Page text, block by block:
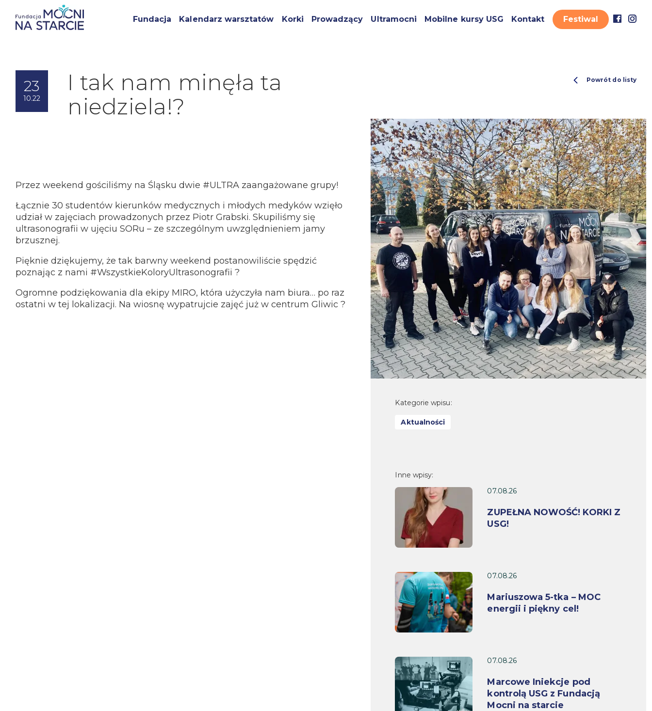
Fundacja Kalendarz warsztatów Korki Prowadzący Ultramocni Mobilne kursy USG Kontakt Festiwal
23
10.22
I tak nam minęła ta
niedziela!?
Powrót do listy
Przez weekend gościliśmy na Śląsku dwie #ULTRA zaangażowane grupy!
Łącznie 30 studentów kierunków medycznych i młodych medyków wzięło
udział w zajęciach prowadzonych przez Piotr Grabski. Skupiliśmy się
ultrasonografii w ujęciu SORu – ze szczególnym uwzględnieniem jamy
brzusznej.
Pięknie dziękujemy, że tak barwny weekend postanowiliście spędzić
poznając z nami #WszystkieKoloryUltrasonografii ?
Ogromne podziękowania dla ekipy MIRO, która użyczyła nam biura… po raz
ostatni w tej lokalizacji. Na wiosnę wypatrujcie zajęć już w centrum Gliwic ?
Kategorie wpisu:
Aktualności
Inne wpisy:
07.08.26
ZUPEŁNA NOWOŚĆ! KORKI Z
USG!
07.08.26
Mariuszowa 5-tka – MOC
energii i piękny cel!
07.08.26
Marcowe Iniekcje pod
kontrolą USG z Fundacją
Mocni na starcie